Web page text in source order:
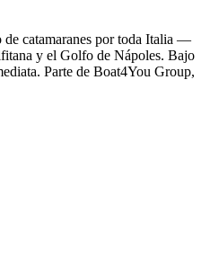
catamaranes por toda Italia —
y el Golfo de Nápoles. Bajo
Parte de Boat4You Group,